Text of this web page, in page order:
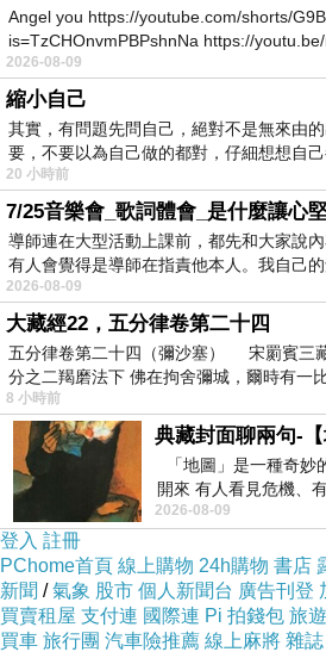
〔記者林樂南市報導〕詐騙
鍵時刻的機警與果斷行動，
苦積蓄，近日新化地區一名民
對方假冒「姐姐」急需借款
元，隨後變本加厲，要求再
民眾前往銀行辦理匯款時，
主動關懷提問並立即通報新
場高額詐騙案。
新化分局員警獲報後迅速抵
這是常見的「假冒親友借錢
細勸導，民眾才驚覺自己已
在行員與警方的聯手阻止下
元的財產。此次行動不僅避免
損失，也再次凸顯了金融機構
合作機制已逐漸發揮成效。
Angel you https://youtube.com/shorts/
is=TzCHOnvmPBPshnNa https://
2026-08-09
縮小自己
其實，有問題先問自己，絕對不是無來由
要，不要以為自己做的都對，仔細想想自
20 小時前
7/25音樂會_歌詞體會_是什麼讓心堅
導師連在大型活動上課前，都先和大家說
有人會覺得是導師在指責他本人。我自己
2026-08-09
大藏經22，五分律卷第二十四
五分律卷第二十四（彌沙塞） 宋罽賓三
分之二羯磨法下 佛在拘舍彌城，爾時有一
8 小時前
典藏封面聊兩句-【
「地圖」是一種奇妙
開來 有人看見危機、
從中可以發掘出不同的
2026-08-09
登入 註冊
PChome首頁 線上購物 24h購物 書店
新聞 /氣象 股市 個人新聞台 廣告刊登
買賣租屋 支付連 國際連 Pi 拍錢包 旅遊
買車 旅行團 汽車險推薦 線上麻將 雜誌